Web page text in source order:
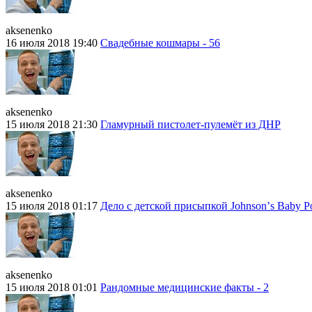
aksenenko
16 июля 2018 19:40 Свадебные кошмары - 56
aksenenko
15 июля 2018 21:30 Гламурный пистолет-пулемёт из ДНР
aksenenko
15 июля 2018 01:17 Дело с детской присыпкой Johnsonʼs Baby
aksenenko
15 июля 2018 01:01 Рандомные медицинские факты - 2